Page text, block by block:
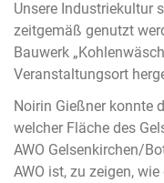
Unsere Industriekultur
zeitgemäß genutzt
Bauwerk
Veranstaltungsort
Noirin Gießner konnte
welcher Fläche des
AWO Gelsenkirchen/
AWO ist, zu zeigen,